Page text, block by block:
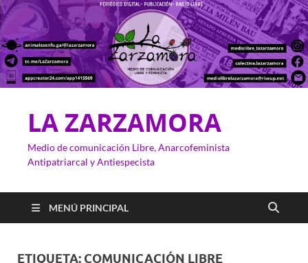
LA ZARZAMORA
Medio de comunicación Libre, Anarcofeminista
Antipatriarcal y Antiespecista
MENÚ PRINCIPAL
ETIQUETA: COMUNICACIÓN LIBRE